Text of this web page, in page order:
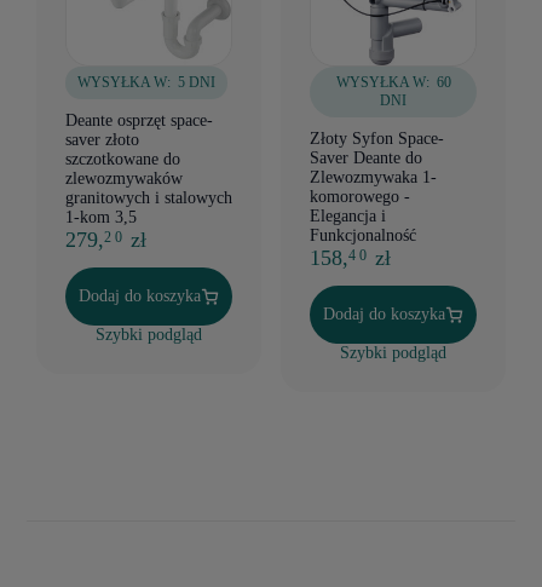
WYSYŁKA W: 5 DNI
Deante osprzęt space-
saver złoto
szczotkowane do
zlewozmywaków
granitowych i stalowych
1-kom 3,5
279,2 0 zł
Dodaj do koszyka
Szybki podgląd
WYSYŁKA W: 60
DNI
Złoty Syfon Space-
Saver Deante do
Zlewozmywaka 1-
komorowego -
Elegancja i
Funkcjonalność
158,4 0 zł
Dodaj do koszyka
Szybki podgląd